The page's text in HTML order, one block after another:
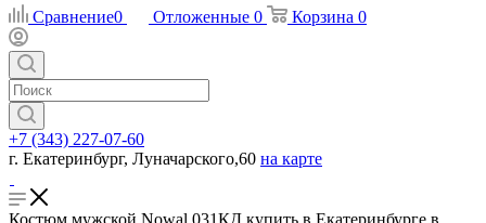
Сравнение0 Отложенные 0 Корзина 0
+7 (343) 227-07-60
г. Екатеринбург, Луначарского,60 на карте
Костюм мужской Nowal 031КД купить в Екатеринбурге в